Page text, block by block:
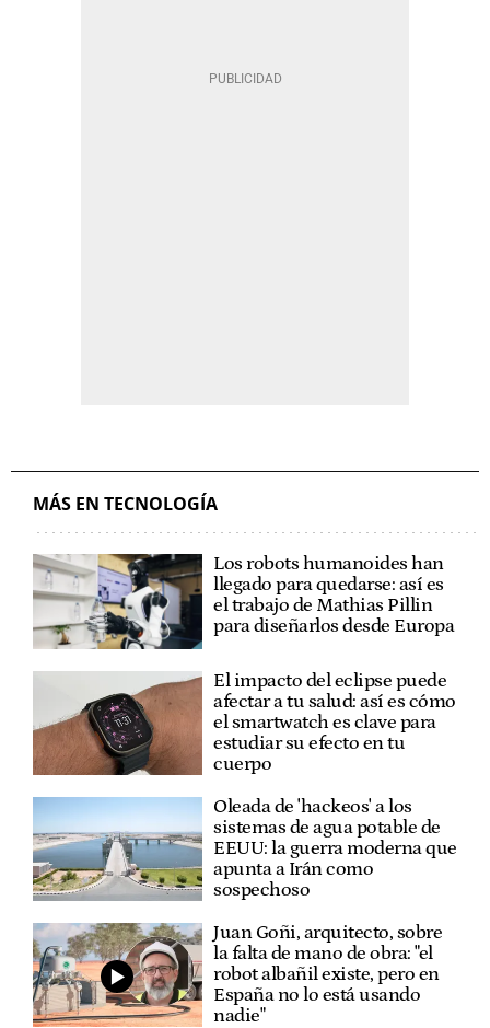
MÁS EN TECNOLOGÍA
Los robots humanoides han
llegado para quedarse: así es
el trabajo de Mathias Pillin
para diseñarlos desde Europa
El impacto del eclipse puede
afectar a tu salud: así es cómo
el smartwatch es clave para
estudiar su efecto en tu
cuerpo
Oleada de 'hackeos' a los
sistemas de agua potable de
EEUU: la guerra moderna que
apunta a Irán como
sospechoso
Juan Goñi, arquitecto, sobre
la falta de mano de obra: "el
robot albañil existe, pero en
España no lo está usando
nadie"